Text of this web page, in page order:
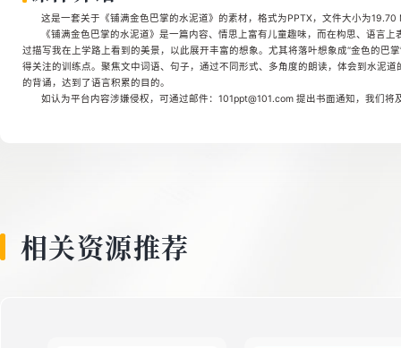
7
这是一套关于《铺满金色巴掌的水泥道》的素材，格式为PPTX，文件大小为19.70
《铺满金色巴掌的水泥道》是一篇内容、情思上富有儿童趣味，而在构思、语言
过描写我在上学路上看到的美景，以此展开丰富的想象。尤其将落叶想象成“金色的
得关注的训练点。聚焦文中词语、句子，通过不同形式、多角度的朗读，体会到水泥
的背诵，达到了语言积累的目的。
如认为平台内容涉嫌侵权，可通过邮件：101ppt@101.com 提出书面通知，我们将
相关资源推荐